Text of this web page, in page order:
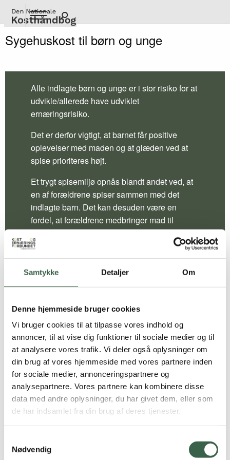
Samtykke Detaljer Om
Denne hjemmeside bruger cookies
Vi bruger cookies til at tilpasse vores indhold og
annoncer, til at vise dig funktioner til sociale medier og til
at analysere vores trafik. Vi deler også oplysninger om
din brug af vores hjemmeside med vores partnere inden
for sociale medier, annonceringspartnere og
analysepartnere. Vores partnere kan kombinere disse
data med andre oplysninger, du har givet dem, eller som
de har indsamlet fra din brug af deres tjenester.
Nødvendig
hovedindhold
Sygehuskost til børn og unge
Alle indlagte børn og unge er i stor risiko for at
udvikle/allerede have udviklet
ernæringsrisiko.
Det er derfor vigtigt, at barnet får positive
oplevelser med maden og at glæden ved at
spise prioriteres højt.
Et trygt spisemiljø opnås blandt andet ved, at
en af forældrene spiser sammen med det
indlagte barn. Det kan desuden være en
fordel, at forældrene medbringer mad til
barnet, fordi mors/fars mad giver tryghed.
For en del børn er måltiderne noget ‘intimt’, og
unødig indblanding fra personalets side kan
ødelægge lysten til at spise.
ressourcekrævende tværfaglig opgave, som
må inddrage barnet, dets forældre, køkken- og
plejepersonale, kliniske diætister samt læger.
Indikation
Kostform vælges på grundlag af barnets/den unges tilstand,
Kostformen skal være alderssvarende og appetitvækkende,